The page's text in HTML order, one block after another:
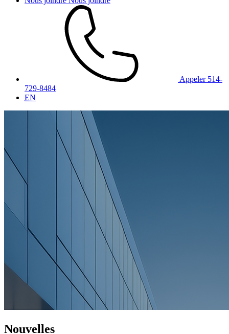
Appeler 514-
729-8484
EN
Nouvelles